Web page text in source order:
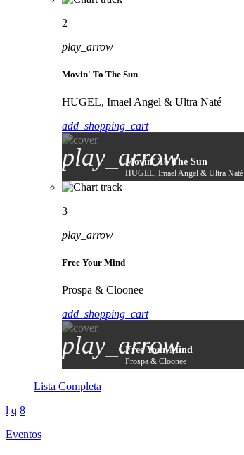
2
play_arrow
Movin' To The Sun
HUGEL, Imael Angel & Ultra Naté
add_shopping_cart
play_arrow
Movin' To The Sun
HUGEL, Imael Angel & Ultra Naté
3
play_arrow
Free Your Mind
Prospa & Cloonee
add_shopping_cart
play_arrow
Free Your Mind
Prospa & Cloonee
Lista Completa
Eventos